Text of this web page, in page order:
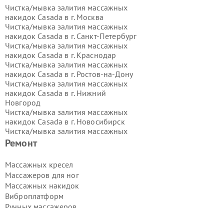
Ремонт
Массажных кресел
Массажеров для ног
Массажных накидок
Виброплатформ
Чистка/мывка залития массажных
накидок Casada в г. Москва
Чистка/мывка залития массажных
накидок Casada в г. Санкт-Петербург
Чистка/мывка залития массажных
накидок Casada в г. Краснодар
Чистка/мывка залития массажных
накидок Casada в г. Ростов-на-Дону
Чистка/мывка залития массажных
накидок Casada в г. Нижний
Новгород
Чистка/мывка залития массажных
накидок Casada в г. Новосибирск
Чистка/мывка залития массажных
накидок Casada в г.
Чистка/мывка залития массажных
Чистка/мывка залития массажных
накидок Casada в г.Воронеж
Чистка/мывка залития массажных
накидок Casada в г.